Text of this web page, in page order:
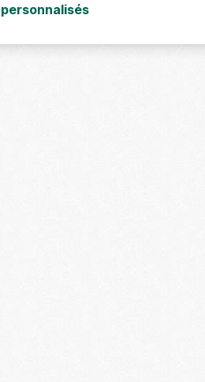
personnalisés